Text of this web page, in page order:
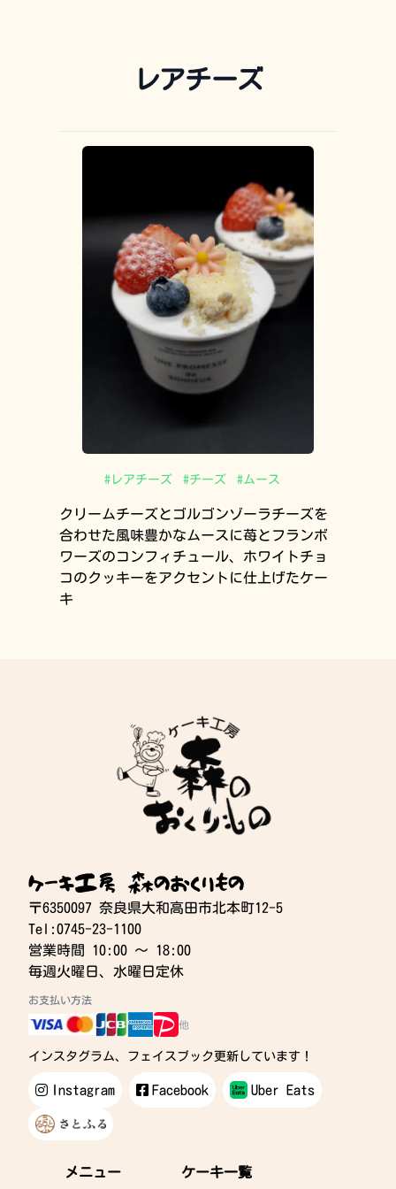
レアチーズ
# レアチーズ #チーズ #ムース
クリームチーズとゴルゴンゾーラチーズを
合わせた風味豊かなムースに苺とフランボ
ワーズのコンフィチュール、ホワイトチョ
コのクッキーをアクセントに仕上げたケー
キ
ケーキ工房 森のおくりもの
〒6350097 奈良県大和高田市北本町12-5
Tel:0745-23-1100
営業時間 10:00 〜 18:00
毎週火曜日、水曜日定休
お支払い方法
他
インスタグラム、フェイスブック更新しています！
Instagram Facebook Uber Eats
メニュー ケーキ一覧